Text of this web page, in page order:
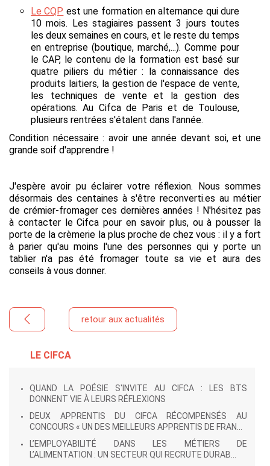
LE CIFCA
QUAND LA POÉSIE S'INVITE AU CIFCA : LES BTS
DONNENT VIE À LEURS RÉFLEXIONS
DEUX APPRENTIS DU CIFCA RÉCOMPENSÉS AU
CONCOURS « UN DES MEILLEURS APPRENTIS DE FRAN...
L’EMPLOYABILITÉ DANS LES MÉTIERS DE
L’ALIMENTATION : UN SECTEUR QUI RECRUTE DURAB...
Le CQP est une formation en alternance qui dure
10 mois. Les stagiaires passent 3 jours toutes
les deux semaines en cours, et le reste du temps
en entreprise (boutique, marché,...). Comme pour
le CAP, le contenu de la formation est basé sur
quatre piliers du métier : la connaissance des
produits laitiers, la gestion de l'espace de vente,
les techniques de vente et la gestion des
opérations. ​​Au Cifca de Paris et de Toulouse,
plusieurs rentrées s'étalent dans l'année.
Condition nécessaire : avoir une année devant soi, et une
grande soif d'apprendre !
J'espère avoir pu éclairer votre réflexion. Nous sommes
désormais des centaines à s'être reconverti.es au métier
de crémier-fromager ces dernières années ! N'hésitez pas
à contacter le Cifca pour en savoir plus, ou à pousser la
porte de la crèmerie la plus proche de chez vous : il y a fort
à parier qu'au moins l'une des personnes qui y porte un
tablier n'a pas été fromager toute sa vie et aura des
conseils à vous donner.
retour aux actualités